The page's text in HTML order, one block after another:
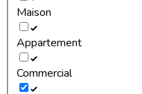
Maison
Appartement
Commercial